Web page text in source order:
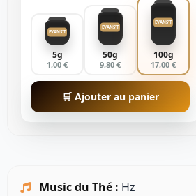
EVANS'T
5g
1,00 €
EVANS'T
50g
9,80 €
EVANS'T
100g
17,00 €
🛒 Ajouter au panier
Music du Thé : Hz